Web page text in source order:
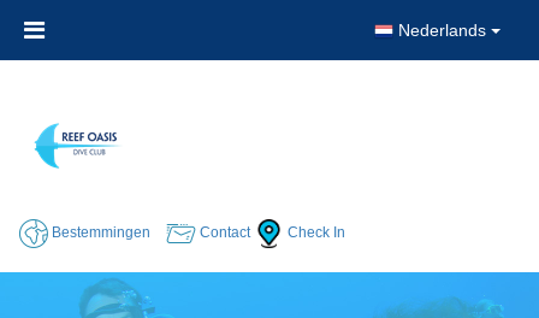
Nederlands
Bestemmingen Contact Check In